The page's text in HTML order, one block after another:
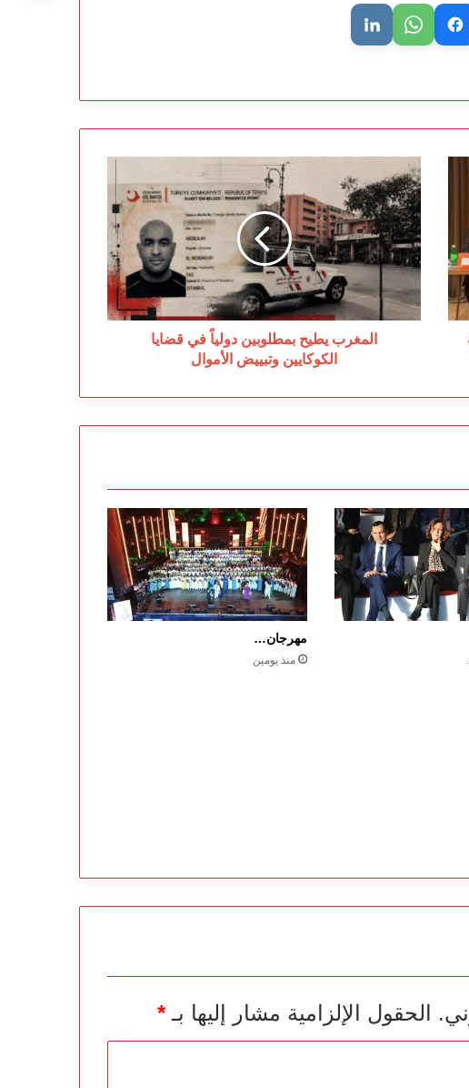
المغرب
يطيح
بمطلوبين
دولياً
في
قضايا
الكوكايين
وتبييض
الأموال
المغرب يطيح بمطلوبين دولياً في قضايا
الكوكايين وتبييض الأموال
مهرجان…
منذ يومين
الحقول الإلزامية مشار إليها بـ*